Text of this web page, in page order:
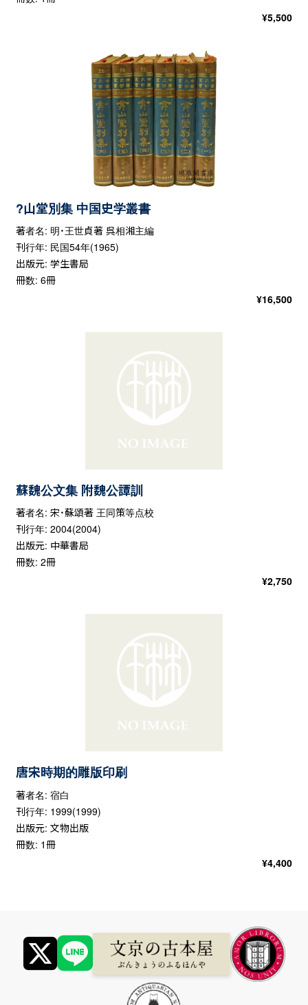
¥5,500
?山堂別集 中国史学叢書
著者名: 明・王世貞著 呉相湘主編
刊行年: 民国54年(1965)
出版元: 学生書局
冊数: 6冊
¥16,500
蘇魏公文集 附魏公譚訓
著者名: 宋・蘇頌著 王同策等点校
刊行年: 2004(2004)
出版元: 中華書局
冊数: 2冊
¥2,750
唐宋時期的雕版印刷
著者名: 宿白
刊行年: 1999(1999)
出版元: 文物出版
冊数: 1冊
¥4,400